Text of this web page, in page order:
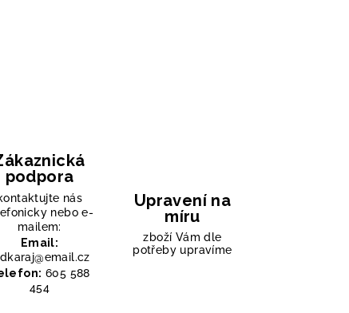
podpora
nás
nebo e-
mailem:
Email:
605 588
454
Upravení na
míru
zboží Vám dle
potřeby upravíme